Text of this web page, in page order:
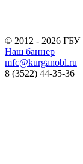
© 2012 - 2026
Наш баннер
mfc@kurganobl.ru
8 (3522) 44-35-36